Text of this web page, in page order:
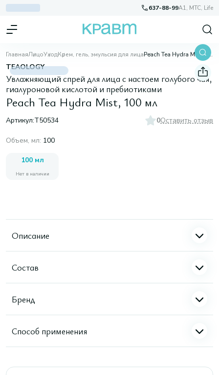
637-88-99A1, МТС, Life
ГлавнаяЛицоУходКрем, гель, эмульсия для лица Peach Tea Hydra Mist, 100 мл
TEAOLOGY
Увлажняющий спрей для лица с настоем голубого чая,
гиалуроновой кислотой и пребиотиками
Peach Tea Hydra Mist, 100 мл
Артикул:T50534 0Оставить отзыв
Объем, мл: 100
100 мл
Нет в наличии
Описание
Состав
Бренд
Способ применения